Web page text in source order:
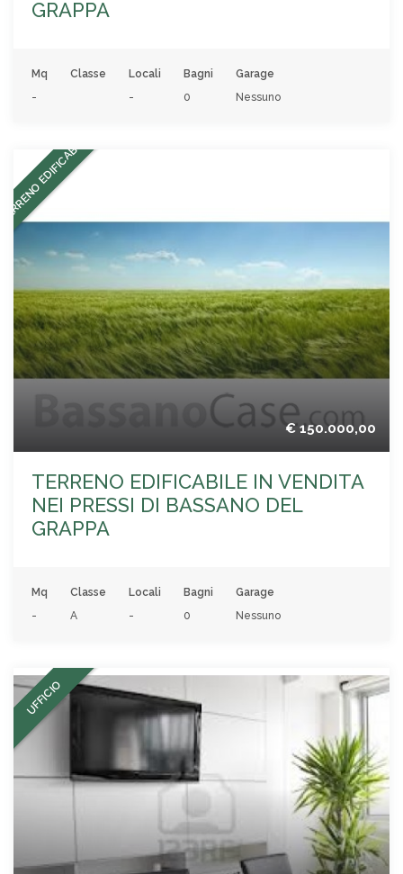
GRAPPA
Mq
-
Classe
Locali
-
Bagni
0
Garage
Nessuno
EDIFICABILE
€ 150.000,00
TERRENO EDIFICABILE IN VENDITA
NEI PRESSI DI BASSANO DEL
GRAPPA
Mq
-
Classe
A
Locali
-
Bagni
0
Garage
Nessuno
UFFICIO